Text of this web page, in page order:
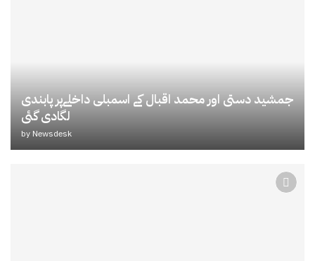
جمشید دستی اور محمد اقبال کے اسمبلی داخلےپر پابندی
لگادی گئی
byNewsdesk